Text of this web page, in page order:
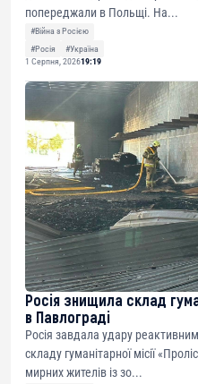
попереджали в Польщі. На...
#Війна з Росією
#Росія
#Україна
1 Серпня, 202619:19
Росія знищила склад
в Павлограді
Росія завдала удару
складу гуманітарної місії
мирних жителів із зо...